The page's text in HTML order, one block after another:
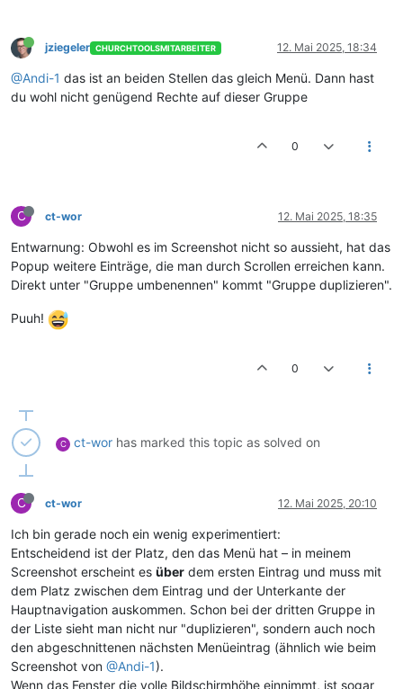
jziegeler CHURCHTOOLSMITARBEITER 12. Mai 2025, 18:34
@Andi-1 das ist an beiden Stellen das gleich Menü. Dann hast
du wohl nicht genügend Rechte auf dieser Gruppe
0
C ct-wor 12. Mai 2025, 18:35
Entwarnung: Obwohl es im Screenshot nicht so aussieht, hat das
Popup weitere Einträge, die man durch Scrollen erreichen kann.
Direkt unter "Gruppe umbenennen" kommt "Gruppe duplizieren".
Puuh!
0
C ct-wor has marked this topic as solved on
C ct-wor 12. Mai 2025, 20:10
Ich bin gerade noch ein wenig experimentiert:
Entscheidend ist der Platz, den das Menü hat – in meinem
Screenshot erscheint es über dem ersten Eintrag und muss mit
dem Platz zwischen dem Eintrag und der Unterkante der
Hauptnavigation auskommen. Schon bei der dritten Gruppe in
der Liste sieht man nicht nur "duplizieren", sondern auch noch
den abgeschnittenen nächsten Menüeintrag (ähnlich wie beim
Screenshot von @Andi-1).
Wenn das Fenster die volle Bildschirmhöhe einnimmt, ist sogar